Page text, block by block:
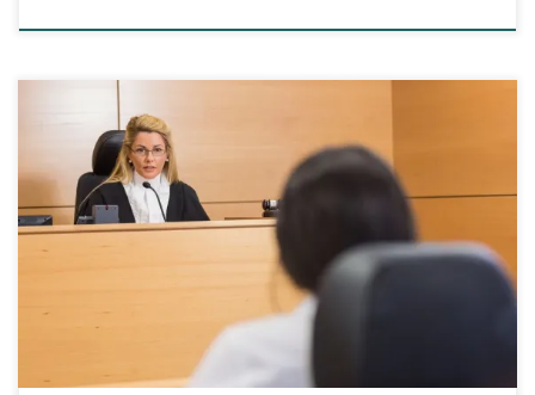
El atenuante de reparación del daño es una circunstancia
determinada que tendría la capacidad de reducir la
condena. Conoce todos sus aspectos